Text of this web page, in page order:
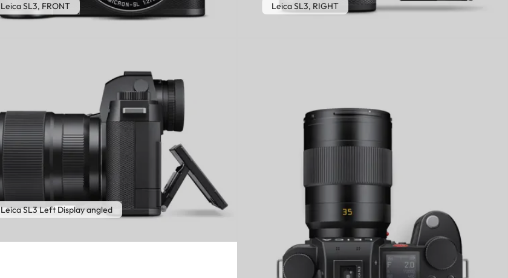
Leica SL3, FRONT
Leica SL3 Left Display angled
Leica SL3, RIGHT